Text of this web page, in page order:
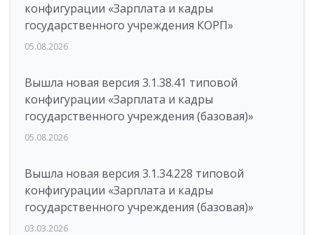
конфигурации «Зарплата и кадры
государственного учреждения КОРП»
05.08.2026
Вышла новая версия 3.1.38.41 типовой
конфигурации «Зарплата и кадры
государственного учреждения (базовая)»
05.08.2026
Вышла новая версия 3.1.34.228 типовой
конфигурации «Зарплата и кадры
государственного учреждения (базовая)»
03.03.2026